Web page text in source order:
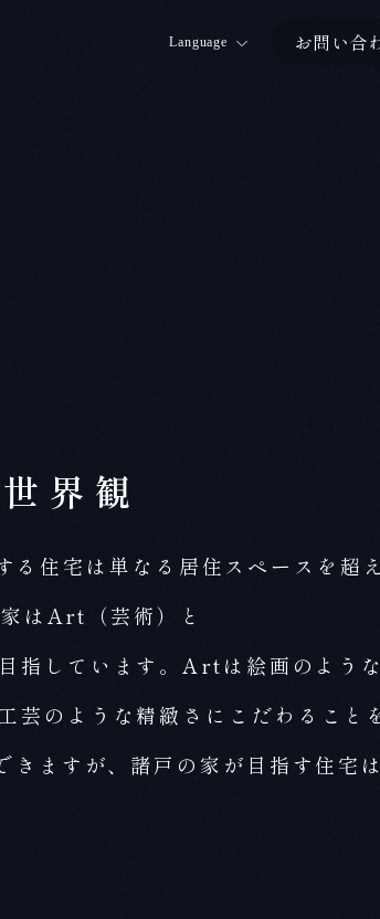
Language お問い合
界観
住宅は単なる居住スペースを超え
はArt（芸術）と
指しています。Artは絵画のよう
のような精緻さにこだわること
ますが、諸戸の家が目指す住宅